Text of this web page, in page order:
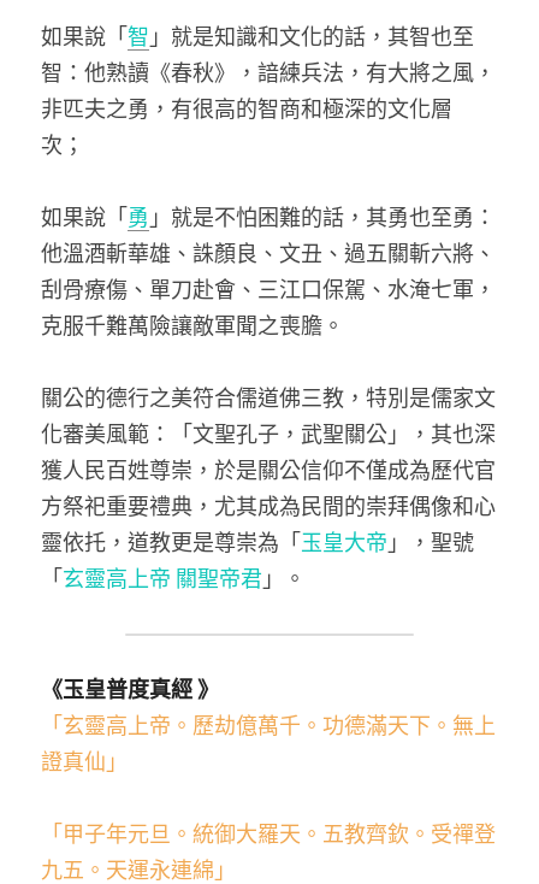
如果說「 智 」就是知識和文化的話，其智也至
智：他熟讀《春秋》，諳練兵法，有大將之風，
非匹夫之勇，有很高的智商和極深的文化層
次；
如果說「 勇 」就是不怕困難的話，其勇也至勇：
他溫酒斬華雄、誅顏良、文丑、過五關斬六將、
刮骨療傷、單刀赴會、三江口保駕、水淹七軍，
克服千難萬險讓敵軍聞之喪膽。
關公的德行之美符合儒道佛三教，特別是儒家文
化審美風範：「文聖孔子，武聖關公」，其也深
獲人民百姓尊崇，於是關公信仰不僅成為歷代官
方祭祀重要禮典，尤其成為民間的崇拜偶像和心
靈依托，道教更是尊崇為「 玉皇大帝 」，聖號
「 玄靈高上帝 關聖帝君 」。
《玉皇普度真經 》
「玄靈高上帝。歷劫億萬千。功德滿天下。無上
證真仙」
「甲子年元旦。統御大羅天。五教齊欽。受禪登
九五。天運永連綿」